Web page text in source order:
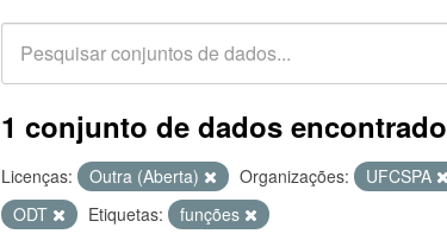
1 conjunto de dados encontrado
Licenças: Outra (Aberta) Organizações: UFCSPA
ODT
Etiquetas: funções